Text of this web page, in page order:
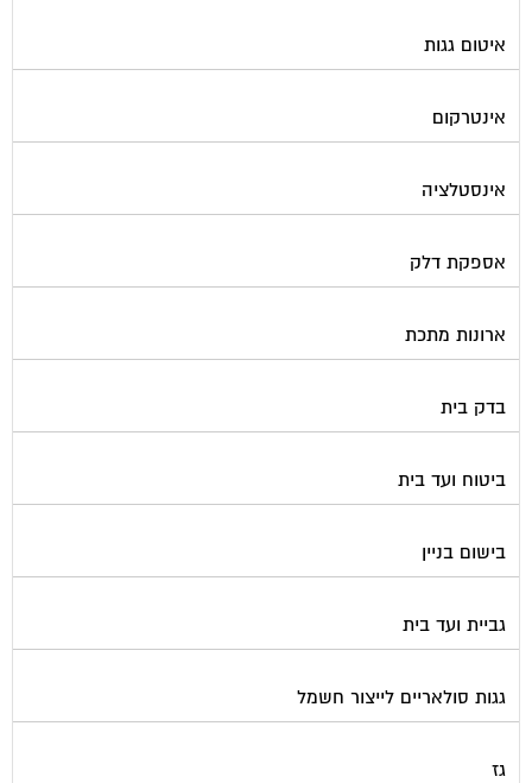
איטום גגות
אינטרקום
אינסטלציה
אספקת דלק
ארונות מתכת
בדק בית
ביטוח ועד בית
בישום בניין
גביית ועד בית
גגות סולאריים לייצור חשמל
גז